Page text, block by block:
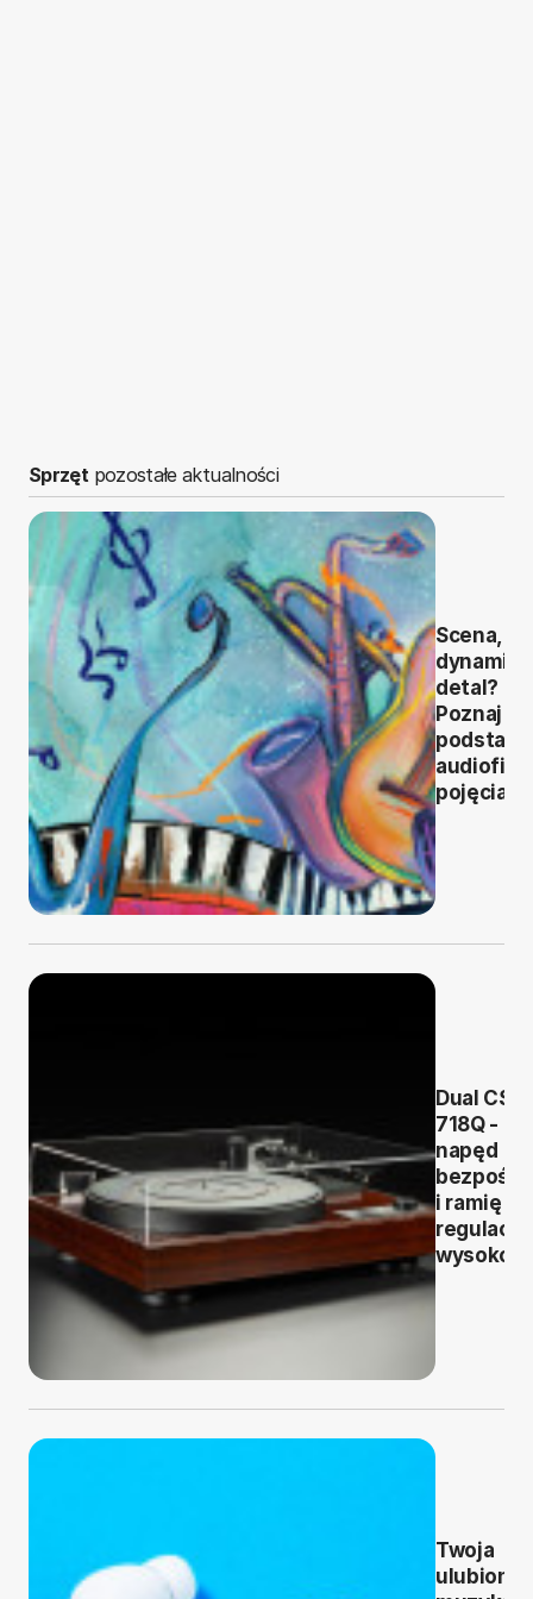
Sprzętpozostałe aktualności
Scena,
detal?
Poznaj
pojęcia
Dual CS
718Q -
napęd
i ramię z
regulacją
Twoja
ulubiona